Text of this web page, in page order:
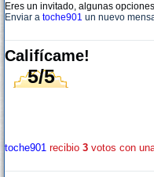
Eres un invitado, algunas
Enviar a toche901 un nuevo
Califícame!
5/5
toche901 recibio 3 votos con